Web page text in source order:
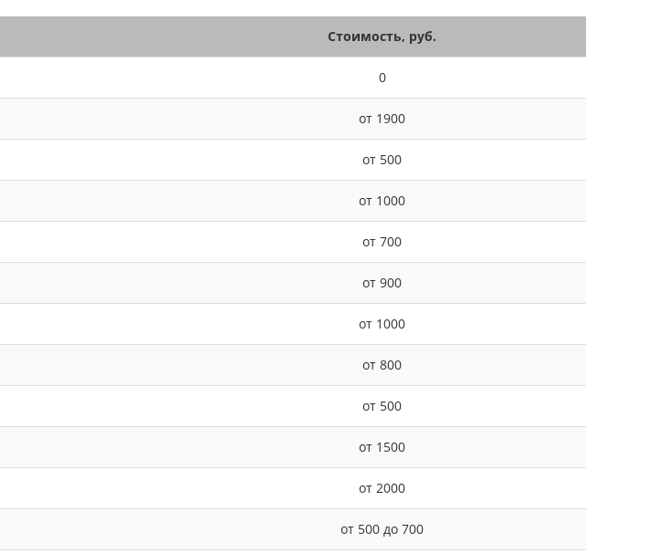
Стоимость, руб.
0
от 1900
от 500
от 1000
от 700
от 900
от 1000
от 800
от 500
от 1500
от 2000
от 500 до 700